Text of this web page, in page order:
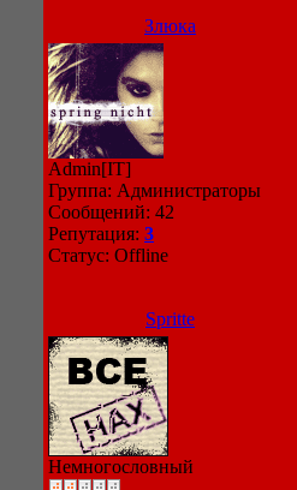
Злюка
Admin[IT]
Группа: Администраторы
Сообщений: 42
Репутация: 3
Статус: Offline
Spritte
Немногословный